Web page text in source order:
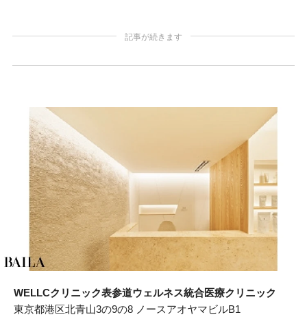
記事が続きます
WELLCクリニック表参道ウェルネス統合医療クリニック
東京都港区北青山3の9の8 ノースアオヤマビルB1